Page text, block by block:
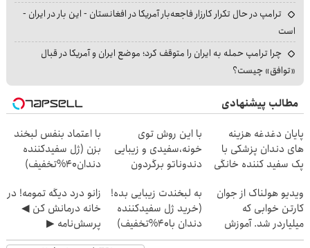
ترامپ در حال تکرار کارزار فاجعه‌بار آمریکا در افغانستان - این بار در ایران -
است
چرا ترامپ حمله به ایران را متوقف کرد؛ موضع ایران و آمریکا در قبال
«توافق» چیست؟
مطالب پیشنهادی
پایان دغدغه هزینه
های دندان پزشکی با
پک سفید کننده خانگی
با این روش توی
خونه،سفیدی و زیبایی
دندوناتو برگردون
با اعتماد بنفس لبخند
بزن (ژل سفیدکننده
دندان40%تخفیف)
ویدیو هولناک از جوان
کارتن خوابی که
میلیاردر شد. آموزش
رایگان
به لبخندت زیبایی بده!
(خرید ژل سفیدکننده
دندان با40%تخفیف)
زانو درد دیگه تمومه! در
خانه درمانش کن ◀
پرسش‌نامه ▶